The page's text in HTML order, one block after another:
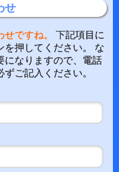
せ
ですね。
下記項目に
を押してください。 な
になりますので、電話
ご記入ください。